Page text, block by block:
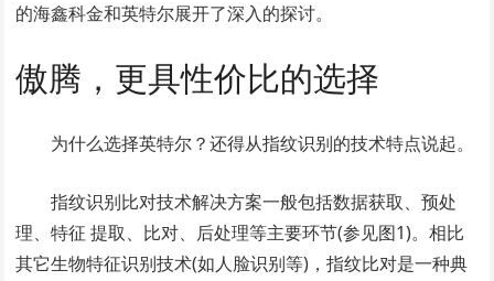
的海鑫科金和英特尔展开了深入的探讨。
傲腾，更具性价比的选择
为什么选择英特尔？还得从指纹识别的技术特点说起。
指纹识别比对技术解决方案一般包括数据获取、预处
理、特征 提取、比对、后处理等主要环节(参见图1)。相比
其它生物特征识别技术(如人脸识别等)，指纹比对是一种典